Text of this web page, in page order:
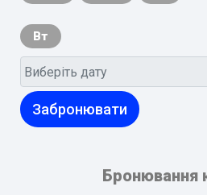
Вт
Забронювати
Бронювання